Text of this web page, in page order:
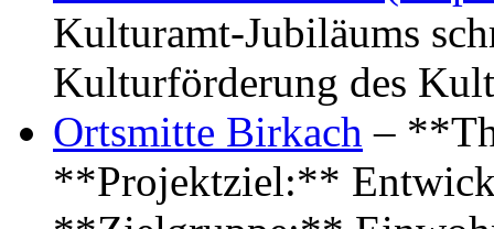
Kulturamt-Jubiläums
Kulturförderung des
Ortsmitte Birkach –
**Projektziel:**